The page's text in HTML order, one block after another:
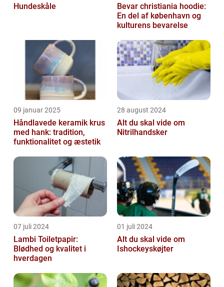
Hundeskåle
Bevar christiania hoodie:
En del af københavn og
kulturens bevarelse
09 januar 2025
Håndlavede keramik krus
med hank: tradition,
funktionalitet og æstetik
28 august 2024
Alt du skal vide om
Nitrilhandsker
07 juli 2024
Lambi Toiletpapir:
Blødhed og kvalitet i
hverdagen
01 juli 2024
Alt du skal vide om
Ishockeyskøjter